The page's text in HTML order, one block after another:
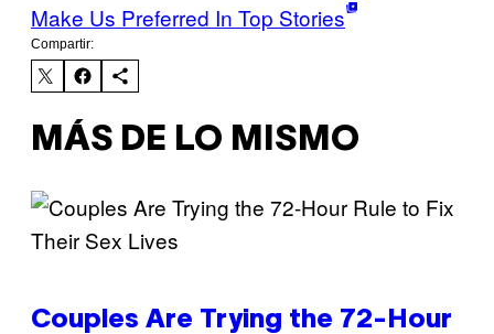
Make Us Preferred In Top Stories
Compartir:
MÁS DE LO MISMO
Couples Are Trying the 72-Hour